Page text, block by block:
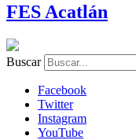
FES Acatlán
Buscar
Facebook
Twitter
Instagram
YouTube